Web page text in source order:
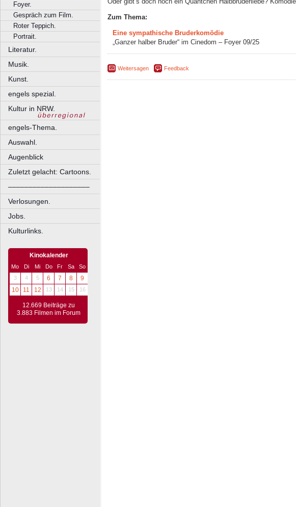
Foyer.
Gespräch zum Film.
Roter Teppich.
Portrait.
Literatur.
Musik.
Kunst.
engels spezial.
Kultur in NRW.
engels-Thema.
Auswahl.
Augenblick
Zuletzt gelacht: Cartoons.
––––––––––––––––––––
Verlosungen.
Jobs.
Kulturlinks.
Kinokalender
Mo Di Mi Do Fr Sa
So
3
4 5 6 7 8
9
10
11 12 13 14 15 16
12.669 Beiträge zu
3.883 Filmen im Forum
Zum Thema:
Eine sympathische Bruderkomödie
„Ganzer halber Bruder“ im Cinedom – Foyer 09/25
Weitersagen Feedback